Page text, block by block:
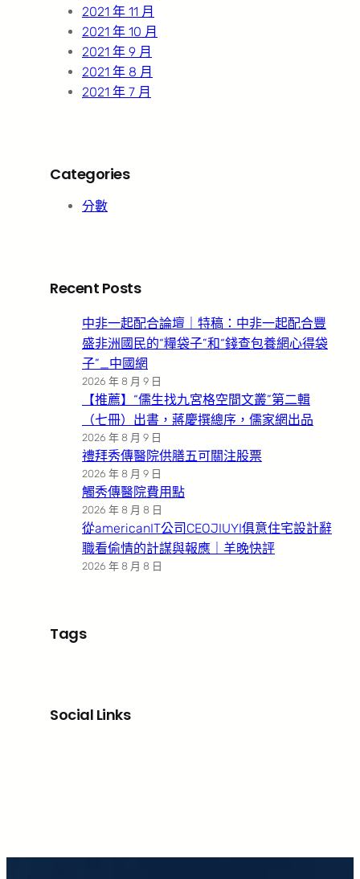
2021 年 11 月
2021 年 10 月
2021 年 9 月
2021 年 8 月
2021 年 7 月
Categories
分數
Recent Posts
中非一起配合論壇｜特稿：中非一起配合豐
盛非洲國民的“糧袋子”和“錢查包養網心得袋
子”_中國網
2026 年 8 月 9 日
【推薦】“儒生找九宮格空間文叢”第二輯
（七冊）出書，蔣慶撰總序，儒家網出品
2026 年 8 月 9 日
禮拜秀傳醫院供膳五可關注股票
2026 年 8 月 9 日
觸秀傳醫院費用點
2026 年 8 月 8 日
從americanIT公司CEOJIUYI俱意住宅設計辭
職看偷情的計謀與報應｜羊晚快評
2026 年 8 月 8 日
Tags
Social Links